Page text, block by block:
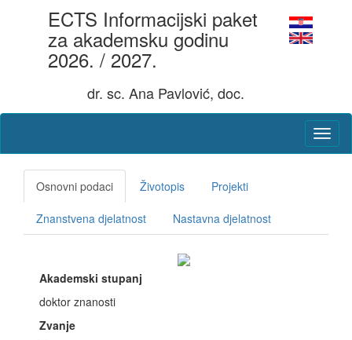
ECTS Informacijski paket
za akademsku godinu
2026. / 2027.
dr. sc. Ana Pavlović, doc.
Osnovni podaci Životopis Projekti
Znanstvena djelatnost Nastavna djelatnost
Akademski stupanj
doktor znanosti
Zvanje